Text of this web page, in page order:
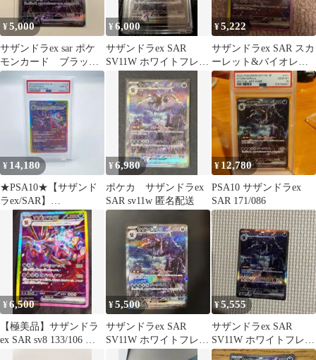
¥5,000
サザンドラex sar ポケ
モンカード ブラック
ボルト ホワイトフレ
ア
¥6,000
サザンドラex SAR
SV11W ホワイトフレア
¥5,222
サザンドラex SAR スカ
ーレット&バイオレッ
ト 拡張パック 超電ブレ
イカー…
¥ 14,180
★PSA10★【サザンド
ラex/SAR】
HYDREIGON 171/086
¥6,980
ポケカ サザンドラex
SAR sv11w 匿名配送
¥ 12,780
PSA10 サザンドラex
SAR 171/086
¥6,500
​【極美品】サザンドラ
ex SAR sv8 133/106 ポ
¥5,500
サザンドラex SAR
SV11W ホワイトフレア
171/086
¥5,555
サザンドラex SAR
SV11W ホワイトフレア
171/086